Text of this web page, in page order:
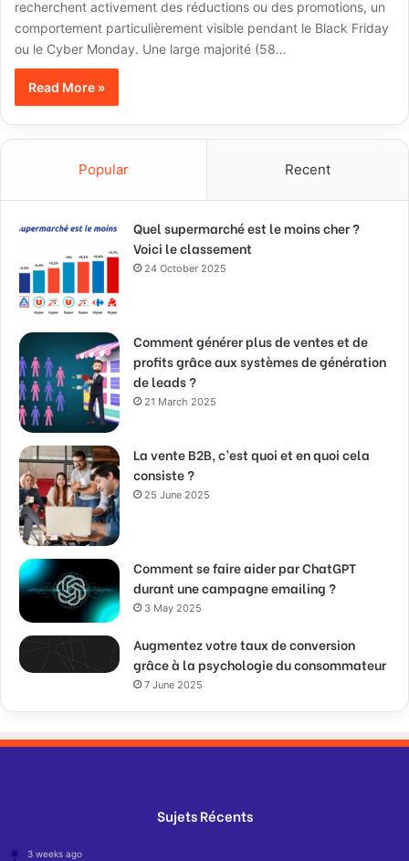
recherchent activement des réductions ou des promotions, un
comportement particulièrement visible pendant le Black Friday
ou le Cyber Monday. Une large majorité (58…
Read More »
Popular Recent
Quel supermarché est le moins cher ?
Voici le classement
24 October 2025
Comment générer plus de ventes et de
profits grâce aux systèmes de génération
de leads ?
21 March 2025
La vente B2B, c’est quoi et en quoi cela
consiste ?
25 June 2025
Comment se faire aider par ChatGPT
durant une campagne emailing ?
3 May 2025
Augmentez votre taux de conversion
grâce à la psychologie du consommateur
7 June 2025
Sujets Récents
3 weeks ago